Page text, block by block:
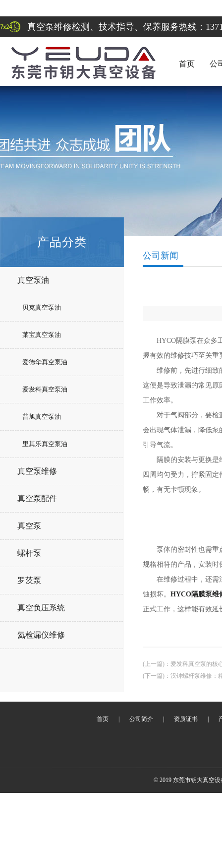
真空泵维修检测、技术指导、保养服务热线：
首页 公
产品分类
真空泵油
贝克真空泵油
莱宝真空泵油
爱德华真空泵油
爱发科真空泵油
普旭真空泵油
里其乐真空泵油
真空泵维修
真空泵配件
真空泵
螺杆泵
罗茨泵
真空负压系统
氦检漏仪维修
公司新闻
HYCO隔膜泵在众多工
握有效的维修技巧至关重
维修前，先进行细致的
这便是导致泄漏的常见原
工作效率。
对于气阀部分，要检查
会出现气体泄漏，降低泵
引导气流。
隔膜的安装与更换是维
四周均匀受力，拧紧固
畅，有无卡顿现象。
泵体的密封性也需重点
规格相符的产品，安装时
在维修过程中，还需注
蚀损坏。 HYCO隔膜泵维
正式工作，这样能有效
(上一篇) ： 爱发科真空泵的核
(下一篇) ： 汉钟螺杆泵维修：
首页 | 公司简介 | 资质证书 |
© 2019 东莞市钥大真空